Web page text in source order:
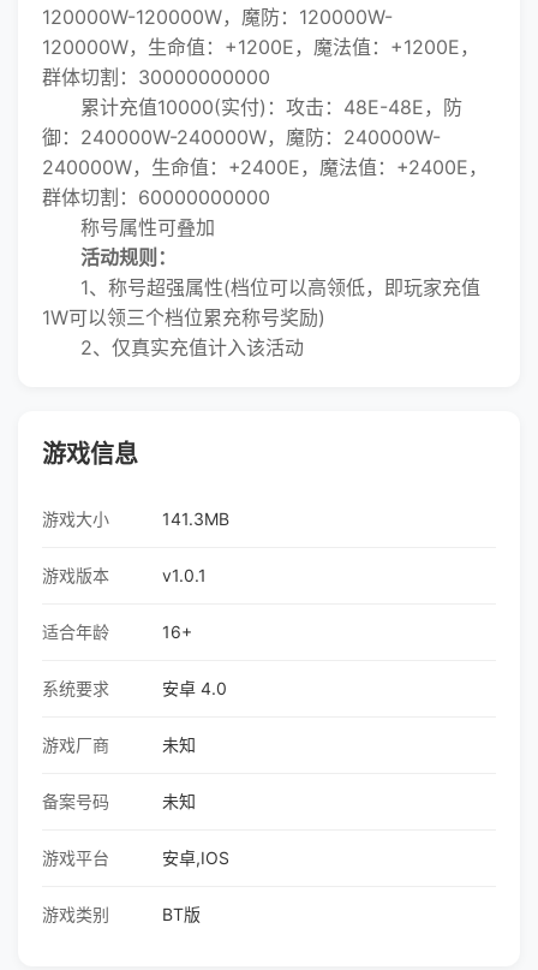
120000W-120000W，魔防：120000W-
120000W，生命值：+1200E，魔法值：+1200E，
群体切割：30000000000
累计充值10000(实付)：攻击：48E-48E，防
御：240000W-240000W，魔防：240000W-
240000W，生命值：+2400E，魔法值：+2400E，
群体切割：60000000000
称号属性可叠加
活动规则：
1、称号超强属性(档位可以高领低，即玩家充值
1W可以领三个档位累充称号奖励)
2、仅真实充值计入该活动
游戏信息
游戏大小 141.3MB
游戏版本 v1.0.1
适合年龄 16+
系统要求 安卓 4.0
游戏厂商 未知
备案号码 未知
游戏平台 安卓,IOS
游戏类别 BT版